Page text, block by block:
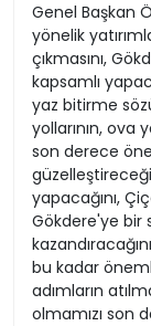
Genel Başkan
yönelik
çıkmasını,
kapsamlı
yaz bitirme
yollarının, ova
son derece
yapacağını,
Gökdere'ye bir
bu kadar
adımların
olmamızı son